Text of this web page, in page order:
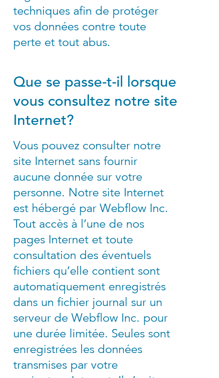
techniques afin de protéger
vos données contre toute
perte et tout abus.
Que se passe-t-il lorsque
vous consultez notre site
Internet?
Vous pouvez consulter notre
site Internet sans fournir
aucune donnée sur votre
personne. Notre site Internet
est hébergé par Webflow Inc.
Tout accès à l’une de nos
pages Internet et toute
consultation des éventuels
fichiers qu’elle contient sont
automatiquement enregistrés
dans un fichier journal sur un
serveur de Webflow Inc. pour
une durée limitée. Seules sont
enregistrées les données
transmises par votre